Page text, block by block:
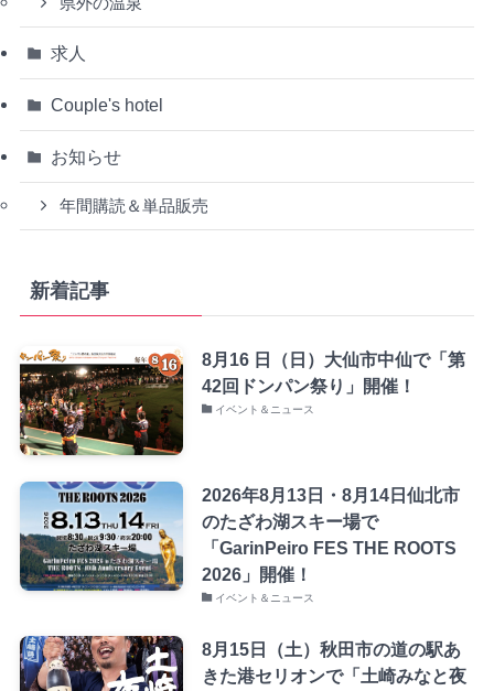
求人
Couple's hotel
お知らせ
年間購読＆単品販売
新着記事
8月16 日（日）大仙市中仙で「第
42回ドンパン祭り」開催！
イベント＆ニュース
2026年8月13日・8月14日仙北市
のたざわ湖スキー場で
「GarinPeiro FES THE ROOTS
2026」開催！
イベント＆ニュース
8月15日（土）秋田市の道の駅あ
きた港セリオンで「土崎みなと夜